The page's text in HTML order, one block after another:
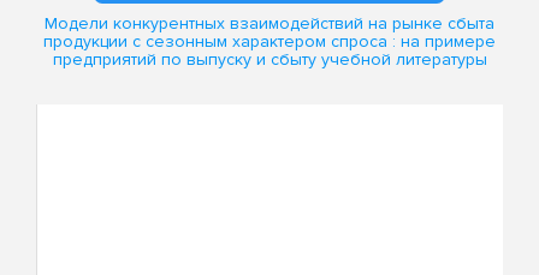
Модели конкурентных взаимодействий на рынке сбыта
продукции с сезонным характером спроса : на примере
предприятий по выпуску и сбыту учебной литературы